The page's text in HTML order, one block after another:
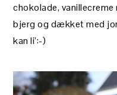
chokolade,
bjerg og dækket med
kan li’:-)